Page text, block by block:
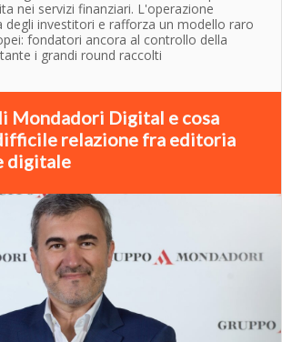
nei servizi finanziari. L'operazione
degli investitori e rafforza un modello raro
fondatori ancora al controllo della
i grandi round raccolti
Mondadori Digital e cosa
relazione fra editoria
digitale